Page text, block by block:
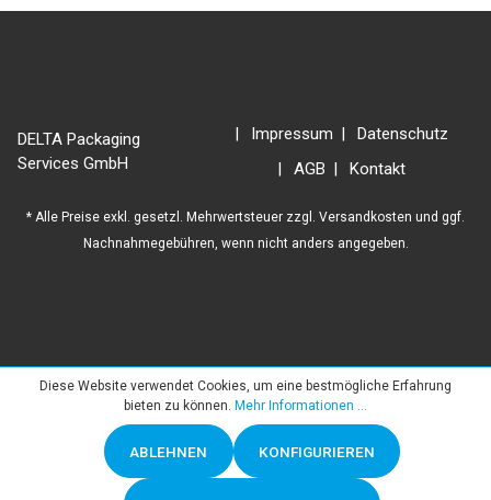
DELTA Packaging
Services GmbH
Impressum
Datenschutz
AGB
Kontakt
* Alle Preise exkl. gesetzl. Mehrwertsteuer zzgl. Versandkosten und ggf.
Nachnahmegebühren, wenn nicht anders angegeben.
Diese Website verwendet Cookies, um eine bestmögliche Erfahrung
bieten zu können. Mehr Informationen ...
ABLEHNEN KONFIGURIEREN